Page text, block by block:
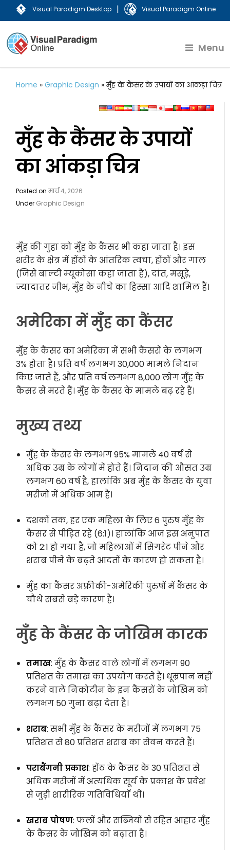
Visual Paradigm Desktop | Visual Paradigm Online
Menu
Home »Graphic Design »मुँह के कैंसर के उपायों का आंकड़ा चित्र
मुँह के कैंसर के उपायों
का आंकड़ा चित्र
Posted onमार्च 4, 2026
Under Graphic Design
मुँह की गुहा को मुँह के कैंसर भी कहा जाता है। इस
शरीर के क्षेत्र में होंठों के आंतरिक त्वचा, होंठों और गाल
(जिसे बाल्टी म्यूकोसा कहा जाता है), दांत, मसूड़े,
ज्यादातर जीभ, मुँह के नीचे का हिस्सा आदि शामिल हैं।
अमेरिका में मुँह का कैंसर
मुँह के कैंसर का अमेरिका में सभी कैंसरों के लगभग
3% होता है। प्रति वर्ष लगभग 30,000 मामले निदान
किए जाते हैं, और प्रति वर्ष लगभग 8,000 लोग मुँह के
कैंसर से मरते हैं। मुँह के कैंसर के मामले बढ़ रहे हैं।
मुख्य तथ्य
मुँह के कैंसर के लगभग 95% मामले 40 वर्ष से
अधिक उम्र के लोगों में होते हैं। निदान की औसत उम्र
लगभग 60 वर्ष है, हालांकि अब मुँह के कैंसर के युवा
मरीजों में अधिक आम है।
दशकों तक, हर एक महिला के लिए 6 पुरुष मुँह के
कैंसर से पीड़ित रहे (6:1)। हालांकि आज इस अनुपात
को 2:1 हो गया है, जो महिलाओं में सिगरेट पीने और
शराब पीने के बढ़ते आदतों के कारण हो सकता है।
मुँह का कैंसर अफ्रीकी-अमेरिकी पुरुषों में कैंसर के
चौथे सबसे बड़े कारण है।
मुँह के कैंसर के जोखिम कारक
तमाख: मुँह के कैंसर वाले लोगों में लगभग 90
प्रतिशत के तमाख का उपयोग करते हैं। धूम्रपान नहीं
करने वाले निकोटीन के इन कैंसरों के जोखिम को
लगभग 50 गुना बढ़ा देता है।
शराब: सभी मुँह के कैंसर के मरीजों में लगभग 75
प्रतिशत से 80 प्रतिशत शराब का सेवन करते हैं।
पराबैंगनी प्रकाश: होंठ के कैंसर के 30 प्रतिशत से
अधिक मरीजों में अत्यधिक सूर्य के प्रकाश के प्रवेश
से जुड़ी शारीरिक गतिविधियाँ थीं।
खराब पोषण: फलों और सब्जियों से रहित आहार मुँह
के कैंसर के जोखिम को बढ़ाता है।